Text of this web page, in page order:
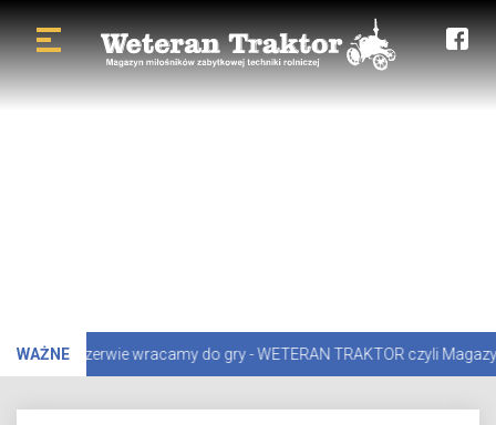
WAŻNE
przerwie wracamy do gry - WETERAN TRAKTOR czyli